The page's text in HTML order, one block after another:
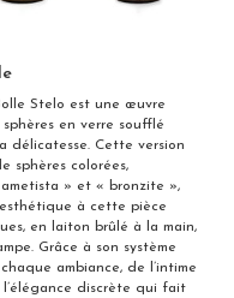
Stelo est une œuvre
en verre soufflé
délicatesse. Cette version
sphères colorées,
» et « bronzite »,
à cette pièce
en laiton brûlé à la main,
Grâce à son système
ambiance, de l’intime
discrète qui fait